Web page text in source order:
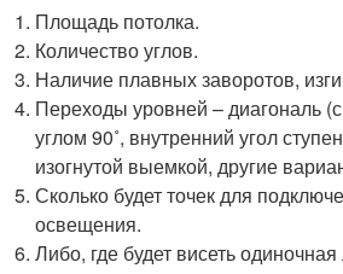
Площадь потолка.
Количество углов.
Наличие плавных заворотов,
Переходы уровней – диагональ
углом 90˚, внутренний угол
изогнутой выемкой, другие
Сколько будет точек для
освещения.
Либо, где будет висеть